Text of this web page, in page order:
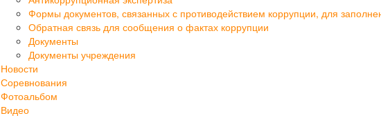
Формы документов, связанных с противодействием коррупции, для
Обратная связь для сообщения о фактах коррупции
Документы
Документы учреждения
Новости
Соревнования
Фотоальбом
Видео